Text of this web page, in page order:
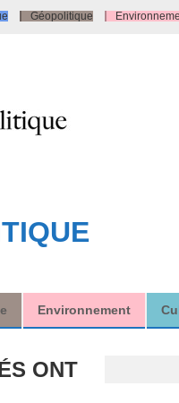
Géopolitique
Environnement
ONT